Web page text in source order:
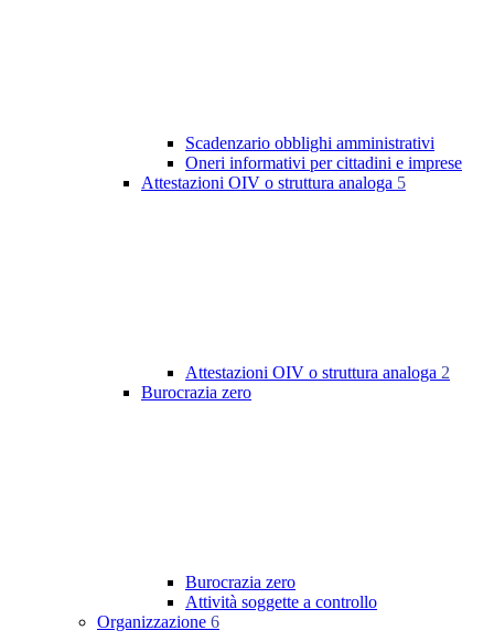
Scadenzario obblighi amministrativi
Oneri informativi per cittadini e imprese
Attestazioni OIV o struttura analoga 5
Attestazioni OIV o struttura analoga 2
Burocrazia zero
Burocrazia zero
Attività soggette a controllo
Organizzazione 6